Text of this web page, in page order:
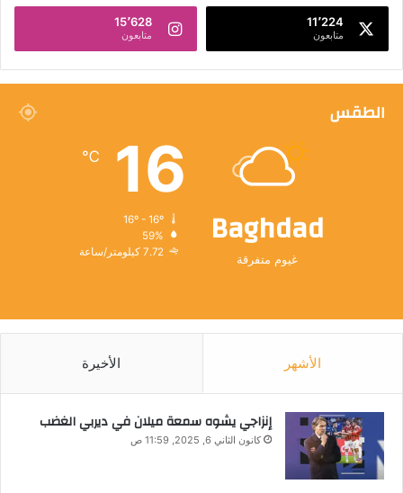
11٬224
متابعون
15٬628
متابعون
الطقس
Baghdad
غيوم متفرقة
16
℃
59%
7.72 كيلومتر/ساعة
الأشهر الأخيرة
إنزاجي يشوه سمعة ميلان في ديربي الغضب
كانون الثاني 6, 2025, 11:59 ص